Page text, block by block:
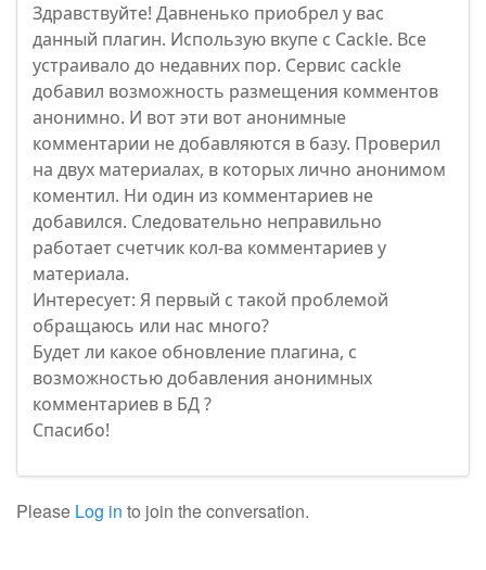
Здравствуйте! Давненько приобрел у вас
данный плагин. Использую вкупе с Cackle. Все
устраивало до недавних пор. Сервис cackle
добавил возможность размещения комментов
анонимно. И вот эти вот анонимные
комментарии не добавляются в базу. Проверил
на двух материалах, в которых лично анонимом
коментил. Ни один из комментариев не
добавился. Следовательно неправильно
работает счетчик кол-ва комментариев у
материала.
Интересует: Я первый с такой проблемой
обращаюсь или нас много?
Будет ли какое обновление плагина, с
возможностью добавления анонимных
комментариев в БД ?
Спасибо!
Please Log in to join the conversation.